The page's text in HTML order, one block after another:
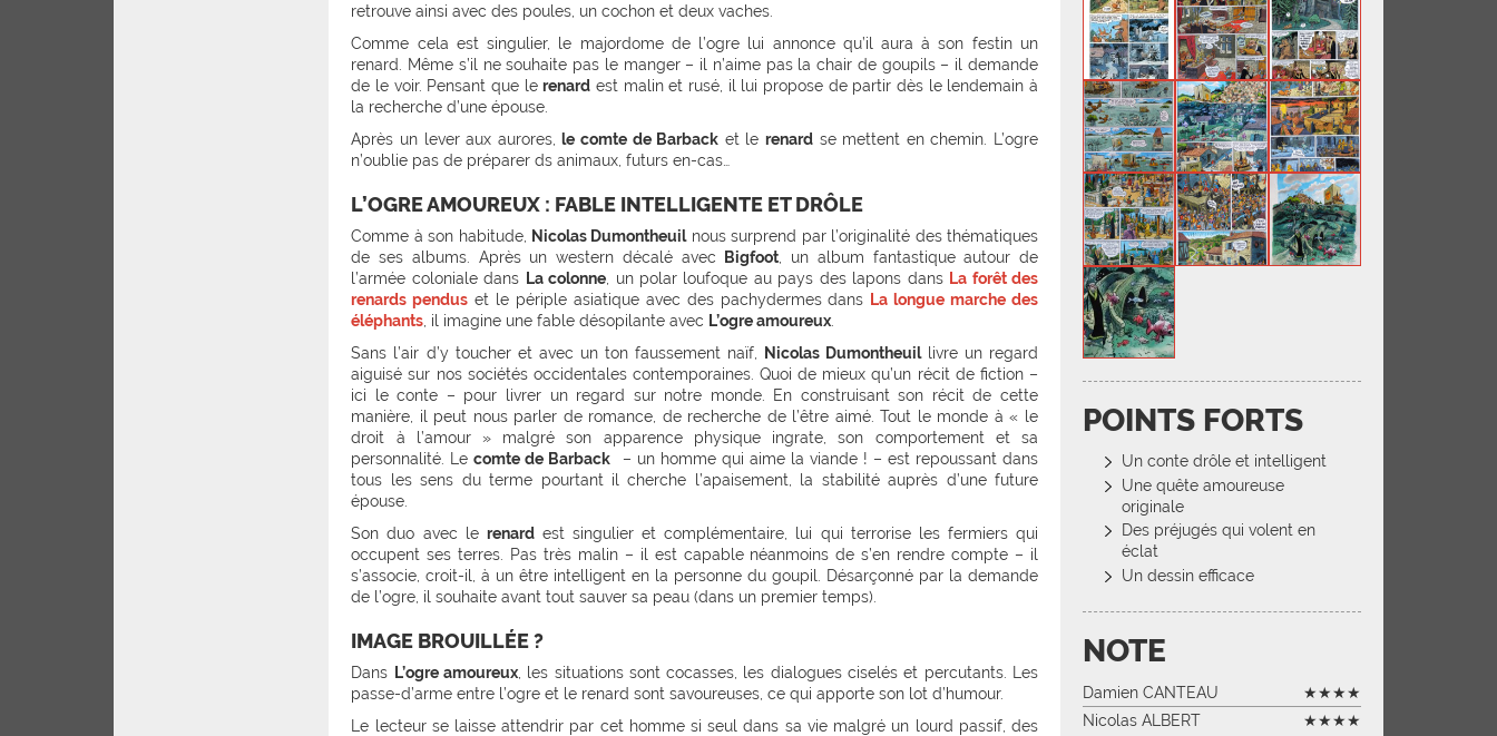
retrouve ainsi avec des poules, un cochon et deux vaches.
Comme cela est singulier, le majordome de l’ogre lui annonce qu’il aura à son festin un
renard. Même s’il ne souhaite pas le manger – il n’aime pas la chair de goupils – il demande
de le voir. Pensant que lerenard est malin et rusé, il lui propose de partir dès le lendemain à
la recherche d’une épouse.
Après un lever aux aurores,
le comte de Barback et le renardse mettent en chemin. L’ogre
n’oublie pas de préparer ds animaux, futurs en-cas…
L’OGRE AMOUREUX : FABLE INTELLIGENTE ET DRÔLE
Comme à son habitude, Nicolas Dumontheuilnous surprend par l’originalité des thématiques
de ses albums. Après un western décalé avec
Bigfoot , un album fantastique autour de
l’armée coloniale dans La colonne , un polar loufoque au pays des lapons dans La forêt des
renards pendus et le périple asiatique avec des pachydermes dans La longue marche des
éléphants , il imagine une fable désopilante avec L’ogre amoureux
Sans l’air d’y toucher et avec un ton faussement naïf,
Nicolas Dumontheuillivre un regard
aiguisé sur nos sociétés occidentales contemporaines. Quoi de mieux qu’un récit de fiction –
ici le conte – pour livrer un regard sur notre monde. En construisant son récit de cette
manière, il peut nous parler de romance, de recherche de l’être aimé. Tout le monde à « le
droit à l’amour » malgré son apparence physique ingrate, son comportement et sa
personnalité. Lecomte de Barback – un homme qui aime la viande ! – est repoussant dans
tous les sens du terme pourtant il cherche l’apaisement, la stabilité auprès d’une future
épouse.
Son duo avec le renardest singulier et complémentaire, lui qui terrorise les fermiers qui
occupent ses terres. Pas très malin – il est capable néanmoins de s’en rendre compte – il
s’associe, croit-il, à un être intelligent en la personne du goupil. Désarçonné par la demande
de l’ogre, il souhaite avant tout sauver sa peau (dans un premier temps).
IMAGE BROUILLÉE ?
Dans L’ogre amoureux, les situations sont cocasses, les dialogues ciselés et percutants. Les
passe-d’arme entre l’ogre et le renard sont savoureuses, ce qui apporte son lot d’humour.
Le lecteur se laisse attendrir par cet homme si seul dans sa vie malgré un lourd passif, des
POINTS FORTS
Un conte drôle et intelligent
Une quête amoureuse
originale
Des préjugés qui volent en
éclat
Un dessin efficace
NOTE
Damien CANTEAU
★★★★
Nicolas ALBERT
★★★★